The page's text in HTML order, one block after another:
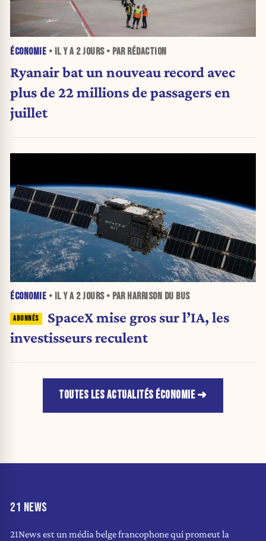
ÉCONOMIE • IL Y A 2 JOURS• PAR RÉDACTION
Ryanair bat un nouveau record avec
plus de 22 millions de passagers en
juillet
ÉCONOMIE • IL Y A 2 JOURS• PAR HARRISON DU BUS
SpaceX mise gros sur l’IA, les
investisseurs reculent
TOUTES LES ACTUALITÉS ÉCONOMIE
21 NEWS
21News est un média belge francophone qui promeut la